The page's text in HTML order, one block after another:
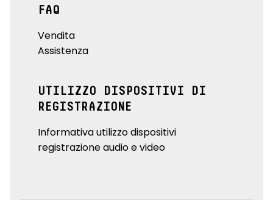
FAQ
Vendita
Assistenza
UTILIZZO DISPOSITIVI DI
REGISTRAZIONE
Informativa utilizzo dispositivi
registrazione audio e video